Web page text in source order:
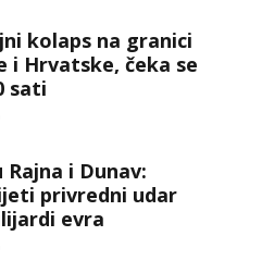
kolaps na granici
i Hrvatske, čeka se
sati
Rajna i Dunav:
privredni udar
evra